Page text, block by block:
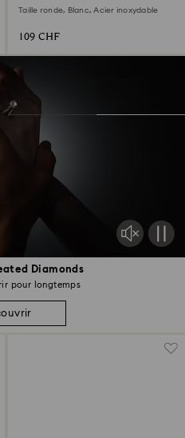
Diamonds
pour longtemps
Taille ronde, Blanc, Acier inoxydable
109 CHF